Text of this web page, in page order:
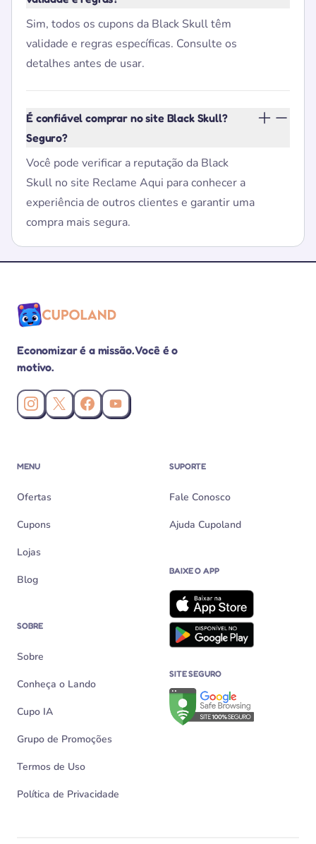
Sim, todos os cupons da Black Skull têm
validade e regras específicas. Consulte os
detalhes antes de usar.
É confiável comprar no site Black Skull?
Seguro?
Você pode verificar a reputação da Black
Skull no site Reclame Aqui para conhecer a
experiência de outros clientes e garantir uma
compra mais segura.
Economizar é a missão. Você é o
motivo.
Instagram da Cupoland
X (Twitter) da Cupoland
Facebook da Cupoland
Canal da Cupoland no YouTube
MENU
Ofertas
Cupons
Lojas
Blog
SOBRE
Sobre
Conheça o Lando
Cupo IA
Grupo de Promoções
Termos de Uso
Política de Privacidade
SUPORTE
Fale Conosco
Ajuda Cupoland
BAIXE O APP
SITE SEGURO
Verificação de site seguro